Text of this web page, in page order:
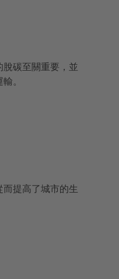
脫碳至關重要，並
。
提高了城市的生